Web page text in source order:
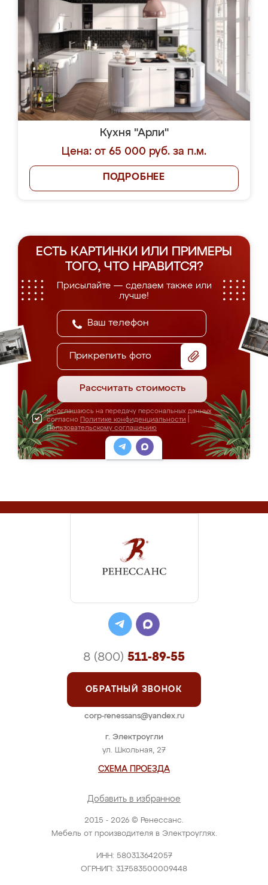
Кухня "Арли"
Цена: от 65 000 руб. за п.м.
ПОДРОБНЕЕ
ЕСТЬ КАРТИНКИ ИЛИ ПРИМЕРЫ
ТОГО, ЧТО НРАВИТСЯ?
Присылайте — сделаем также или
лучше!
Прикрепить фото
Рассчитать стоимость
Я соглашаюсь на передачу персональных данных
согласно Политике конфиденциальности
Пользовательскому соглашению
2015 - 2026 © Ренессанс.
Мебель от производителя в Электроуглях.
ИНН: 580313642057
ОГРНИП: 317583500009448
г. Электроугли
ул. Школьная, 27
СХЕМА ПРОЕЗДА
Добавить в избранное
8 (800) 511-89-55
ОБРАТНЫЙ ЗВОНОК
corp-renessans@yandex.ru